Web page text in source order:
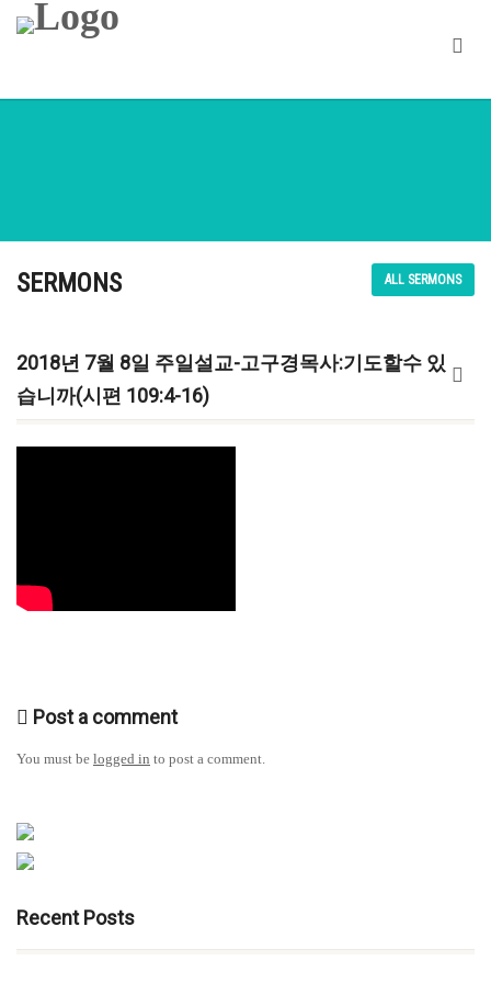
SERMONS ALL SERMONS
2018년 7월 8일 주일설교-고구경목사:기도할수 있
습니까(시편 109:4-16)
Post a comment
You must be logged in to post a comment.
Recent Posts